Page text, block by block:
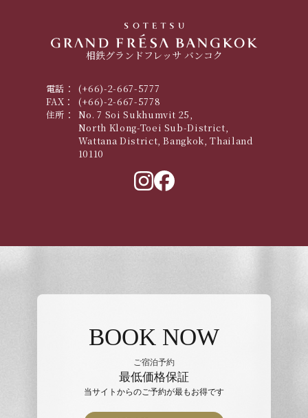
相鉄グランドフレッサ バンコク
電話：
(+66)-2-667-5777
FAX：
(+66)-2-667-5778
住所：
No. 7 Soi Sukhumvit 25,
North Klong-Toei Sub-District,
Wattana District, Bangkok, Thailand
10110
BOOK NOW
ご宿泊予約
最低価格保証
当サイトからのご予約が最もお得です